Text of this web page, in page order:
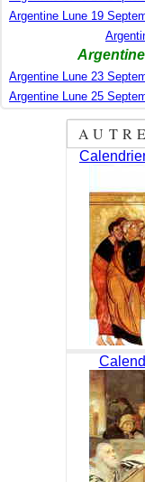
Argentine Lune 19
Argentine Lune 23
Argentine Lune 25